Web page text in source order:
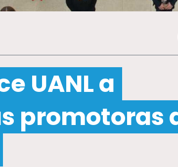
UANL a
promotoras